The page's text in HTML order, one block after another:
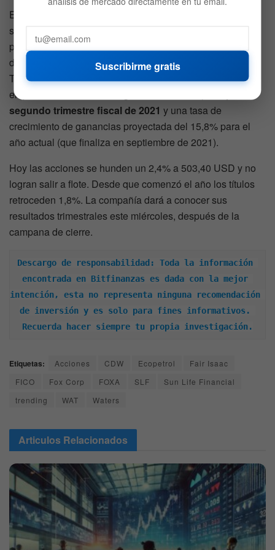
Esta compañía se dedica a desarrollar productos y
servicios analíticos de software y de gestión de datos que
permiten a las empresas automatizar, mejorar y conectar
decisiones. Fair Isaac opera en varias partes del mundo:
Toda América, Europa, Asia, África y Medio Oriente. La
empresa tiene un ESP de ganancias de
+15,94% para el
segundo trimestre fiscal de 2021 y una tasa de
crecimiento de ganancias proyectada del 15,8% para el
año actual (que finaliza en septiembre de 2021).
Hoy las acciones se hunden un 2,4% a 503,40 USD y no
logran salir a flote. Desde que comenzó el año los títulos
retroceden 1,8%. La compañía dará a conocer sus
resultados trimestrales este miércoles, después de la
campana de cierre.
Descargo de responsabilidad: Toda la información
encontrada en Bitfinanzas es dada con la mejor
intención, esta no representa ninguna recomendación
de inversión y es solo para fines informativos.
Recuerda hacer siempre tu propia investigación.
Etiquetas: Acciones CDW Ecopetrol
Fair Isaac
FICO
Fox Corp FOXA SLF
Sun Life Financial
trending
WAT Waters
Articulos Relacionados
Suscribirme gratis